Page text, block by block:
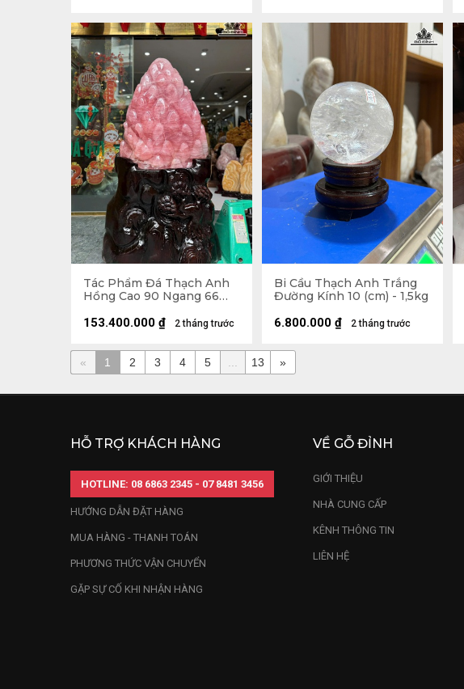
Tác Phẩm Đá Thạch Anh
Hồng Cao 90 Ngang 66
142 - 293kg
2 tháng trước
153.400.000 ₫
Bi Cầu Thạch Anh Trắng
Đường Kính 10 (cm) - 1,5kg
2 tháng trước
6.800.000 ₫
« 1 2 3 4 5 13 »
HỖ TRỢ KHÁCH HÀNG
HOTLINE: 08 6863 2345 - 07 8481 3456
HƯỚNG DẪN ĐẶT HÀNG
MUA HÀNG - THANH TOÁN
PHƯƠNG THỨC VẬN CHUYỂN
GẶP SỰ CỐ KHI NHẬN HÀNG
VỀ GỖ ĐỈNH
GIỚI THIỆU
NHÀ CUNG CẤP
KÊNH THÔNG TIN
LIÊN HỆ